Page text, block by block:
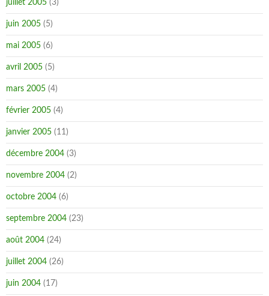
juillet 2005 (3)
juin 2005 (5)
mai 2005 (6)
avril 2005 (5)
mars 2005 (4)
février 2005 (4)
janvier 2005 (11)
décembre 2004 (3)
novembre 2004 (2)
octobre 2004 (6)
septembre 2004 (23)
août 2004 (24)
juillet 2004 (26)
juin 2004 (17)